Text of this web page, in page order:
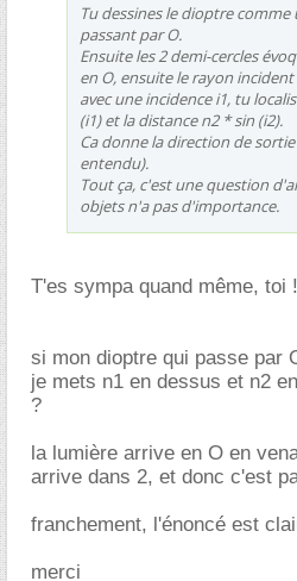
Tu dessines le dioptre
passant par O.
Ensuite les 2 demi-cercles
en O, ensuite le rayon
avec une incidence i1, tu
(i1) et la distance n2 * sin (i2).
Ca donne la direction de
entendu).
Tout ça, c'est une question
objets n'a pas d'importance.
T'es sympa quand même, toi !
si mon dioptre qui passe par
je mets n1 en dessus et n2
?
la lumière arrive en O en
arrive dans 2, et donc c'est
franchement, l'énoncé est
merci